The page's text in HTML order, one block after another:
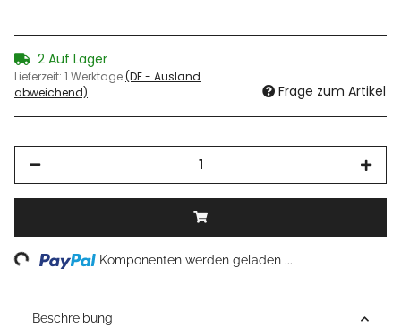
2 Auf Lager
Lieferzeit: 1 Werktage(DE - Ausland
abweichend)
Frage zum Artikel
Komponenten werden geladen ...
Beschreibung